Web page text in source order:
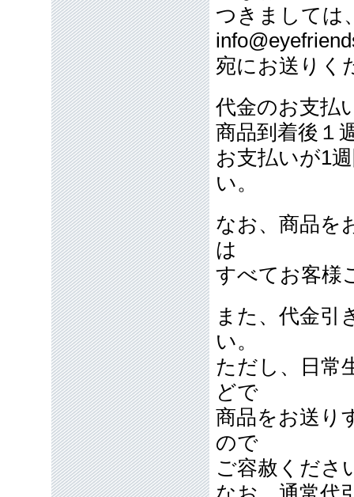
つきましては
宛にお送りく
代金のお支払
商品到着後１
お支払いが1
い。
なお、商品を
は
すべてお客様
また、代金引
い。
ただし、日常
どで
商品をお送り
ので
ご容赦くださ